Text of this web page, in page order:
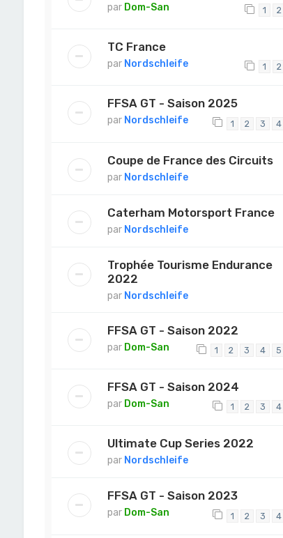
par Dom-San 1 2
TC France
par Nordschleife 1 2
FFSA GT - Saison 2025
par Nordschleife 1 2 3 4
Coupe de France des Circuits
par Nordschleife
Caterham Motorsport France
par Nordschleife
Trophée Tourisme Endurance
2022
par Nordschleife
FFSA GT - Saison 2022
par Dom-San 1 2 3 4 5
FFSA GT - Saison 2024
par Dom-San 1 2 3 4
Ultimate Cup Series 2022
par Nordschleife
FFSA GT - Saison 2023
par Dom-San 1 2 3 4